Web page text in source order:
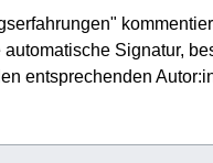
Signatur,
entsprechenden